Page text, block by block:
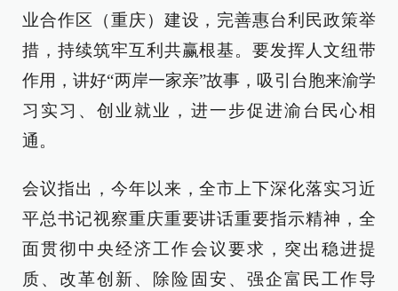
业合作区（重庆）建设，完善惠台利民政策举
措，持续筑牢互利共赢根基。要发挥人文纽带
作用，讲好“两岸一家亲”故事，吸引台胞来渝学
习实习、创业就业，进一步促进渝台民心相
通。
会议指出，今年以来，全市上下深化落实习近
平总书记视察重庆重要讲话重要指示精神，全
面贯彻中央经济工作会议要求，突出稳进提
质、改革创新、除险固安、强企富民工作导